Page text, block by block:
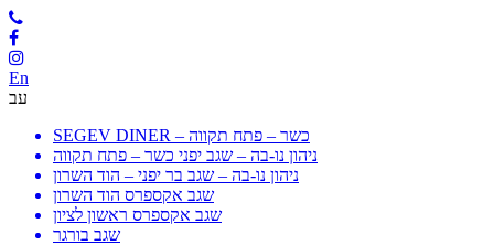
En
עב
SEGEV DINER – כשר – פתח תקווה
ניהון נו-בה – שגב יפני כשר – פתח תקווה
ניהון נו-בה – שגב בר יפני – הוד השרון
שגב אקספרס הוד השרון
שגב אקספרס ראשון לציון
שגב בורגר